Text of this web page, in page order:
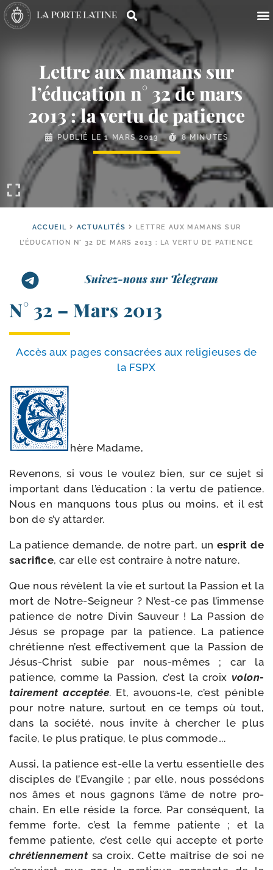
Lettre aux mamans sur
l’éducation n° 32 de mars
2013 : la vertu de patience
PUBLIÉ LE1 MARS 2013 8 MINUTES
ACCUEIL ACTUALITÉS
LETTRE AUX MAMANS SUR
L’ÉDUCATION N° 32 DE MARS 2013 : LA VERTU DE PATIENCE
Suivez-nous sur Telegram
N° 32 – Mars 2013
Accès aux pages consa­crées aux reli­gieuses de
la FSPX
hère Madame,
Revenons, si vous le vou­lez bien, sur ce sujet si
impor­tant dans l’é­du­ca­tion : la ver­tu de patience.
Nous en man­quons tous plus ou moins, et il est
bon de s’y attarder.
La patience demande, de notre part, un esprit de
sacri­fice, car elle est contraire à notre nature.
Que nous révèlent la vie et sur­tout la Passion et la
mort de Notre-​Seigneur ? N’est-​ce pas l’im­mense
patience de notre Divin Sauveur ! La Passion de
Jésus se pro­page par la patience. La patience
chré­tienne n’est effec­ti­ve­ment que la Passion de
Jésus-​Christ subie par nous-​mêmes ; car la
patience, comme la Passion, c’est la croix volon­
tai­re­ment accep­tée. Et, avouons-​le, c’est pénible
pour notre nature, sur­tout en ce temps où tout,
dans la socié­té, nous invite à cher­cher le plus
facile, le plus pra­tique, le plus commode….
Aussi, la patience est-​elle la ver­tu essen­tielle des
dis­ciples de l’Evangile ; par elle, nous pos­sé­dons
nos âmes et nous gagnons l’âme de notre pro­
chain. En elle réside la force. Par consé­quent, la
femme forte, c’est la femme patiente ; et la
femme patiente, c’est celle qui accepte et porte
chré­tien­ne­ment sa croix. Cette maî­trise de soi ne